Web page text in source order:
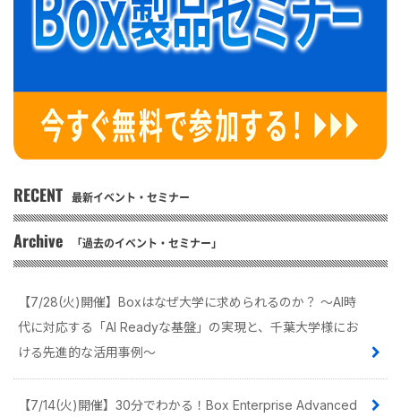
RECENT 最新イベント・セミナー
Archive 「過去のイベント・セミナー」
【7/28(火)開催】Boxはなぜ大学に求められるのか？ 〜AI時
代に対応する「AI Readyな基盤」の実現と、千葉大学様にお
ける先進的な活用事例〜
【7/14(火)開催】30分でわかる！Box Enterprise Advanced